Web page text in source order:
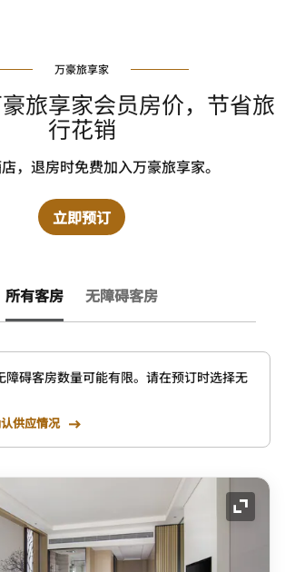
万豪旅享家
旅享家会员房价，节省旅
行花销
，退房时免费加入万豪旅享家。
立即预订
所有客房 无障碍客房
障碍客房数量可能有限。请在预订时选择无
供应情况
展开